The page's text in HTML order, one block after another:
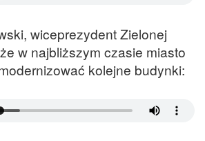
wiceprezydent Zielonej
w najbliższym czasie miasto
kolejne budynki: